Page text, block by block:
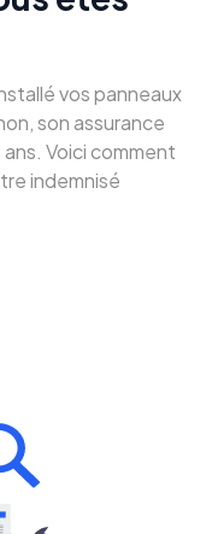
vos panneaux
son assurance
Voici comment
indemnisé